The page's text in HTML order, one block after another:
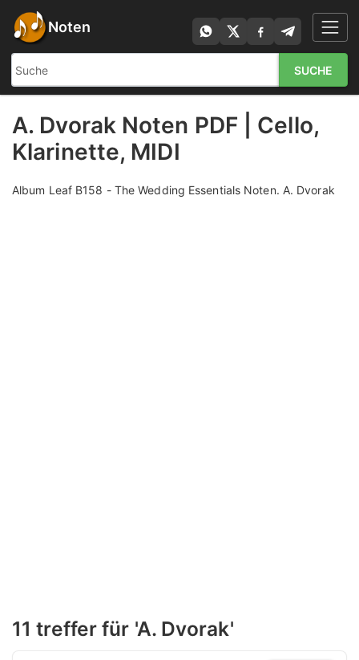
Noten
SUCHE
A. Dvorak Noten PDF | Cello,
Klarinette, MIDI
Album Leaf B158 - The Wedding Essentials Noten. A. Dvorak
11 treffer für 'A. Dvorak'